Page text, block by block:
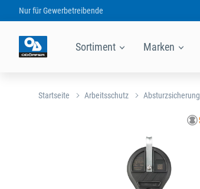
Nur fürGewerbetreibende
Sortiment Marken
Startseite Arbeitsschutz Absturzsicherung